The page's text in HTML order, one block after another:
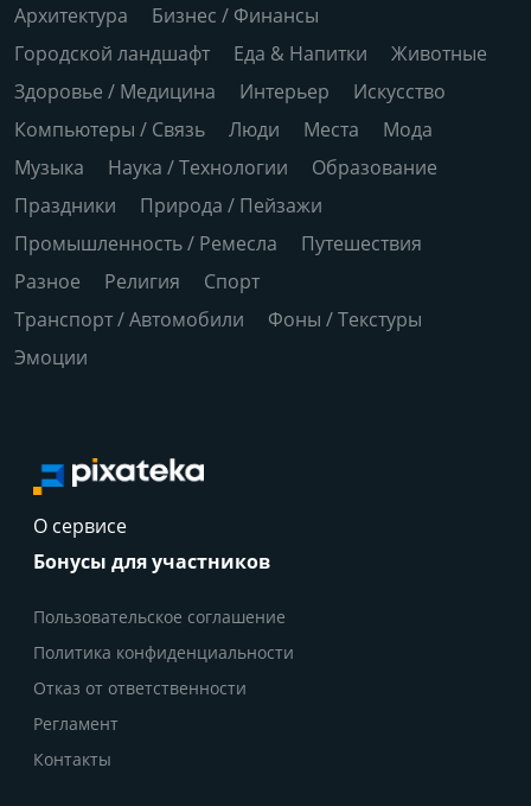
Архитектура
Бизнес / Финансы
Городской ландшафт
Еда & Напитки
Животные
Здоровье / Медицина
Интерьер
Искусство
Компьютеры / Связь
Люди Места
Мода
Музыка
Наука / Технологии
Образование
Праздники
Природа / Пейзажи
Промышленность / Ремесла
Путешествия
Разное
Религия
Спорт
Транспорт / Автомобили
Фоны / Текстуры
Эмоции
О сервисе
Бонусы для участников
Пользовательское соглашение
Политика конфиденциальности
Отказ от ответственности
Регламент
Контакты